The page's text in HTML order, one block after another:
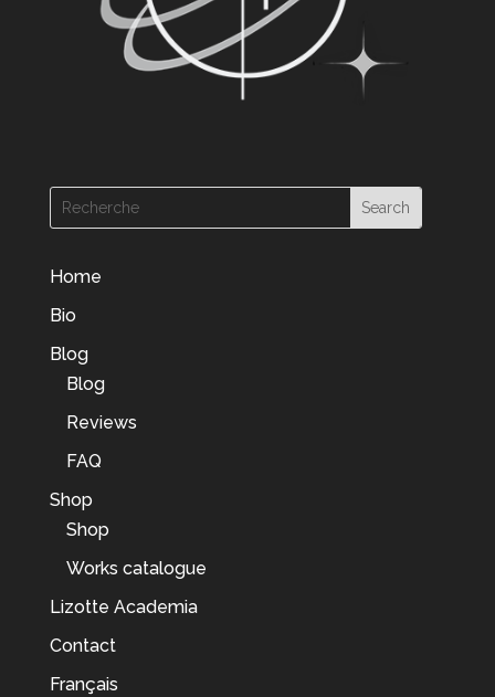
Home
Bio
Blog
Blog
Reviews
FAQ
Shop
Shop
Works catalogue
Lizotte Academia
Contact
Français